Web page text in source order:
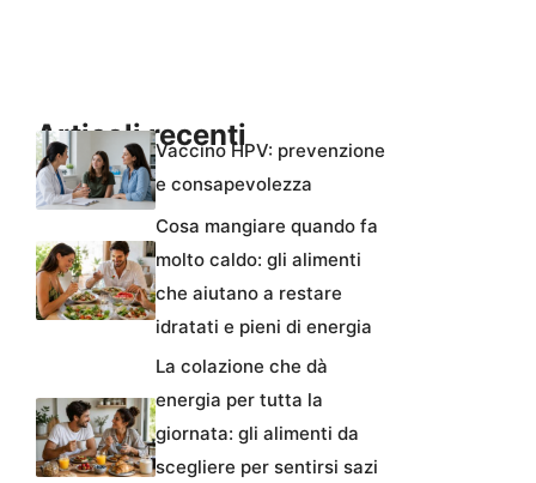
Articoli recentiVaccino HPV: prevenzione
e consapevolezza
Cosa mangiare quando fa
molto caldo: gli alimenti
che aiutano a restare
idratati e pieni di energia
La colazione che dà
energia per tutta la
giornata: gli alimenti da
scegliere per sentirsi sazi